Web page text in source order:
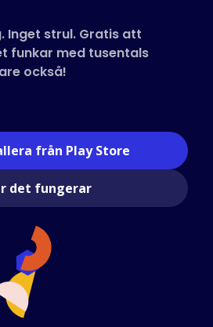
Inget strul. Gratis att
funkar med tusentals
också!
från Play Store
det fungerar